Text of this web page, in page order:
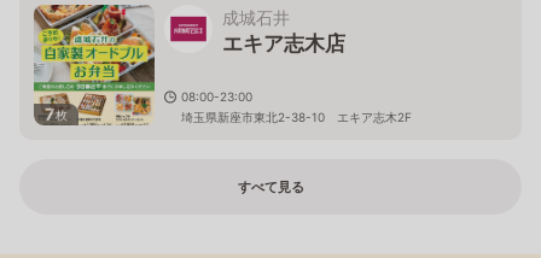
7枚
成城石井
エキア志木店
08:00-23:00
埼玉県新座市東北2-38-10 エキア志木2F
すべて見る